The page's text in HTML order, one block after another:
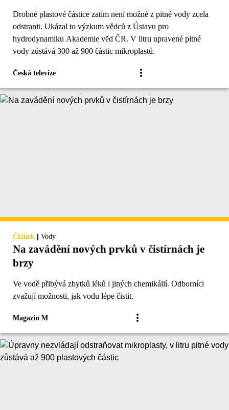
Drobné plastové částice zatím není možné z pitné vody zcela
odstranit. Ukázal to výzkum vědců z Ústavu pro
hydrodynamiku Akademie věd ČR. V litru upravené pitné
vody zůstává 300 až 900 částic mikroplastů.
Česká televize
Článek | Vody
Na zavádění nových prvků v čistírnách je
brzy
Ve vodě přibývá zbytků léků i jiných chemikálií. Odborníci
zvažují možnosti, jak vodu lépe čistit.
Magazín M